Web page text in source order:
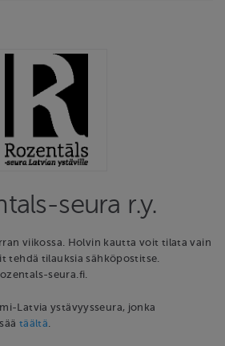
seura r.y.
viikossa. Holvin kautta voit tilata vain
tehdä tilauksia sähköpostitse.
seura.fi.
Latvia ystävyysseura, jonka
täältä